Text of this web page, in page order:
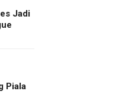
Jadi
Piala